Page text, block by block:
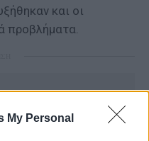
My Personal
και οι
προβλήματα.